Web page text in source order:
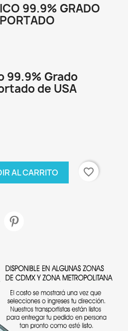
99.9% GRADO
99.9% Grado
de USA
AL CARRITO
favorite_border